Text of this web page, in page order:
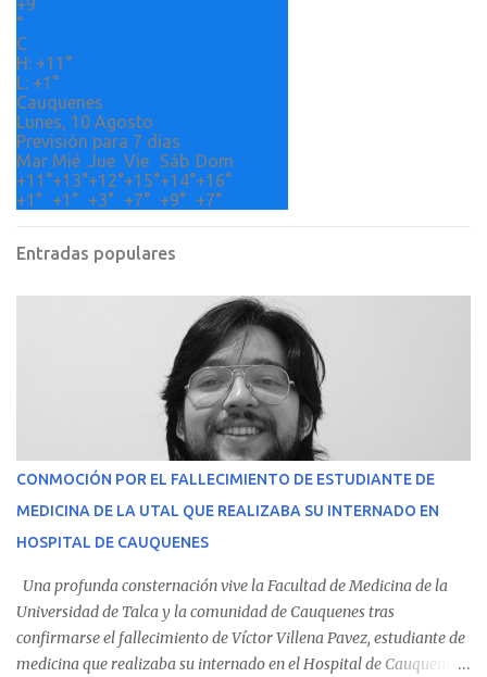
s
+9
°
C
H: +11°
L: +1°
Cauquenes
Lunes, 10 Agosto
Previsión para 7 días
Mar Mié Jue Vie Sáb Dom
+11°+13°+12°+15°+14°+16°
+1° +1° +3° +7° +9° +7°
Entradas populares
CONMOCIÓN POR EL FALLECIMIENTO DE ESTUDIANTE DE
MEDICINA DE LA UTAL QUE REALIZABA SU INTERNADO EN
HOSPITAL DE CAUQUENES
Una profunda consternación vive la Facultad de Medicina de la
Universidad de Talca y la comunidad de Cauquenes tras
confirmarse el fallecimiento de Víctor Villena Pavez, estudiante de
medicina que realizaba su internado en el Hospital de Cauquenes.